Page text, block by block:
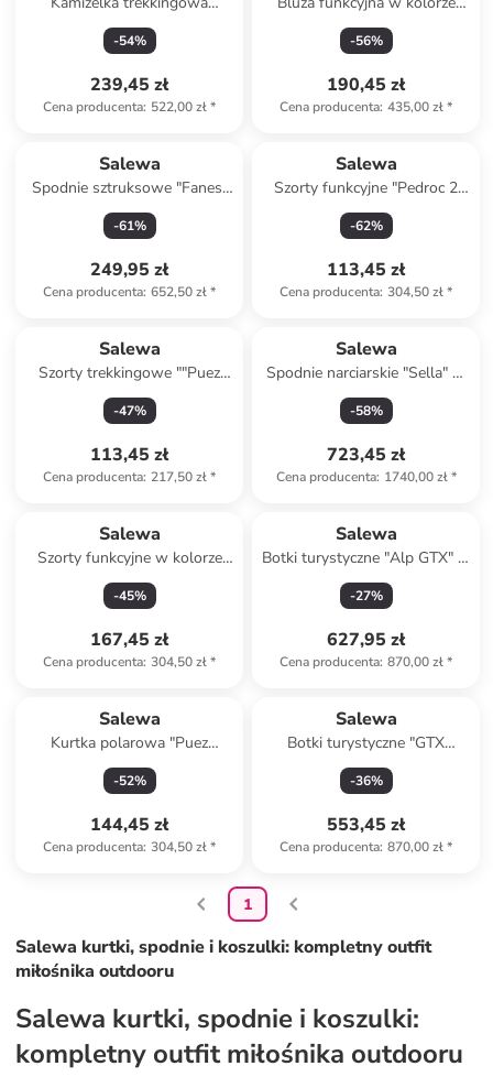
"Pedroc Durastretch Light" w
kolorze niebieskim
-54%
239,45 zł
Cena producenta: 522,00 zł*
khaki
-56%
190,45 zł
Cena producenta: 435,00 zł*
Salewa
Spodnie sztruksowe "Fanes"
w kolorze brązowym
-61%
249,95 zł
Cena producenta: 652,50 zł*
Salewa
Szorty funkcyjne "Pedroc 2
Durastretch" w kolorze
różowym
-62%
113,45 zł
Cena producenta: 304,50 zł*
Salewa
Szorty trekkingowe ""Puez
Talveno Durastretch" w
kolorze bordowym
-47%
113,45 zł
Cena producenta: 217,50 zł*
Salewa
Spodnie narciarskie "Sella" w
kolorze jasnoróżowym
-58%
723,45 zł
Cena producenta: 1740,00 zł*
Salewa
Szorty funkcyjne w kolorze
beżowo-czarnym
-45%
167,45 zł
Cena producenta: 304,50 zł*
Salewa
Botki turystyczne "Alp GTX" w
kolorze czarnym
-27%
627,95 zł
Cena producenta: 870,00 zł*
Salewa
Kurtka polarowa "Puez
Polarlite" w kolorze żółtym
-52%
144,45 zł
Cena producenta: 304,50 zł*
Salewa
Botki turystyczne "GTX
Alpenrose 2" w kolorze szaro-
czarnym
-36%
553,45 zł
Cena producenta: 870,00 zł*
1
Salewa kurtki, spodnie i koszulki: kompletny outfit
miłośnika outdooru
Salewa kurtki, spodnie i koszulki:
kompletny outfit miłośnika outdooru